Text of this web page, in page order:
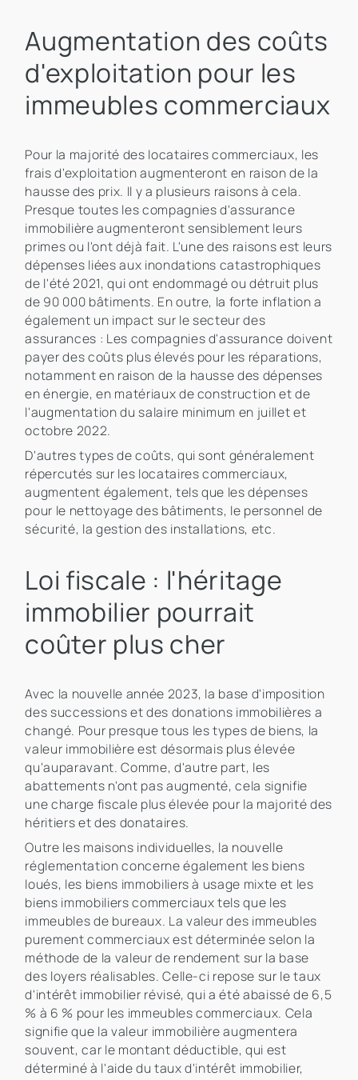
Augmentation des coûts
d'exploitation pour les
immeubles commerciaux
Pour la majorité des locataires commerciaux, les
frais d'exploitation augmenteront en raison de la
hausse des prix. Il y a plusieurs raisons à cela.
Presque toutes les compagnies d'assurance
immobilière augmenteront sensiblement leurs
primes ou l'ont déjà fait. L'une des raisons est leurs
dépenses liées aux inondations catastrophiques
de l'été 2021, qui ont endommagé ou détruit plus
de 90 000 bâtiments. En outre, la forte inflation a
également un impact sur le secteur des
assurances : Les compagnies d'assurance doivent
payer des coûts plus élevés pour les réparations,
notamment en raison de la hausse des dépenses
en énergie, en matériaux de construction et de
l'augmentation du salaire minimum en juillet et
octobre 2022.
D'autres types de coûts, qui sont généralement
répercutés sur les locataires commerciaux,
augmentent également, tels que les dépenses
pour le nettoyage des bâtiments, le personnel de
sécurité, la gestion des installations, etc.
Loi fiscale : l'héritage
immobilier pourrait
coûter plus cher
Avec la nouvelle année 2023, la base d'imposition
des successions et des donations immobilières a
changé. Pour presque tous les types de biens, la
valeur immobilière est désormais plus élevée
qu'auparavant. Comme, d'autre part, les
abattements n'ont pas augmenté, cela signifie
une charge fiscale plus élevée pour la majorité des
héritiers et des donataires.
Outre les maisons individuelles, la nouvelle
réglementation concerne également les biens
loués, les biens immobiliers à usage mixte et les
biens immobiliers commerciaux tels que les
immeubles de bureaux. La valeur des immeubles
purement commerciaux est déterminée selon la
méthode de la valeur de rendement sur la base
des loyers réalisables. Celle-ci repose sur le taux
d'intérêt immobilier révisé, qui a été abaissé de 6,5
% à 6 % pour les immeubles commerciaux. Cela
signifie que la valeur immobilière augmentera
souvent, car le montant déductible, qui est
déterminé à l'aide du taux d'intérêt immobilier,